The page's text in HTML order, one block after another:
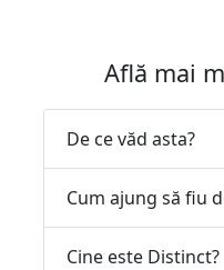
Află mai
De ce văd asta?
Cum ajung să fiu
Cine este Distinct?